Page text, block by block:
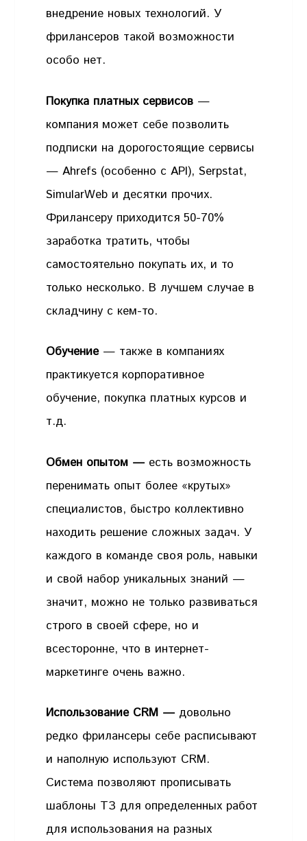
внедрение новых технологий. У
фрилансеров такой возможности
особо нет.
Покупка платных сервисов —
компания может себе позволить
подписки на дорогостоящие сервисы
— Ahrefs (особенно с API), Serpstat,
SimularWeb и десятки прочих.
Фрилансеру приходится 50-70%
заработка тратить, чтобы
самостоятельно покупать их, и то
только несколько. В лучшем случае в
складчину с кем-то.
Обучение— также в компаниях
практикуется корпоративное
обучение, покупка платных курсов и
т.д.
Обмен опытом — есть возможность
перенимать опыт более «крутых»
специалистов, быстро коллективно
находить решение сложных задач. У
каждого в команде своя роль, навыки
и свой набор уникальных знаний —
значит, можно не только развиваться
строго в своей сфере, но и
всесторонне, что в интернет-
маркетинге очень важно.
Использование CRM — довольно
редко фрилансеры себе расписывают
и наполную используют CRM.
Система позволяют прописывать
шаблоны ТЗ для определенных работ
для использования на разных